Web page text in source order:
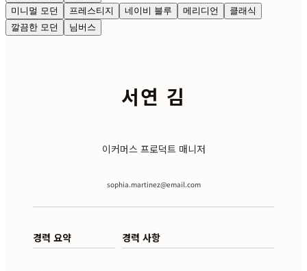
미니멀 모던
프레스티지 네이비 블루 메리디언
클래식
깔끔한 모던
님버스
서연 김
이커머스 프로덕트 매니저
sophia.martinez@email.com
경력 요약 경력 사항